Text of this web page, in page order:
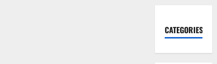
CATEGORIES